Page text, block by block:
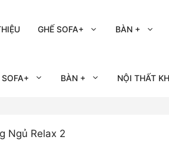
GHẾ SOFA+ BÀN +
SOFA+ BÀN + NỘI THẤT
Ngủ Relax 2